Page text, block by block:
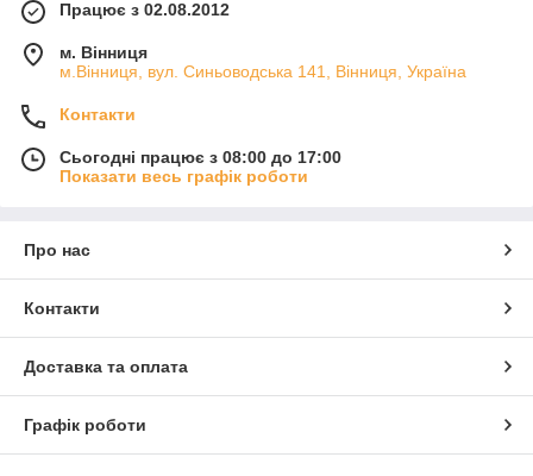
Працює з 02.08.2012
м. Вінниця
м.Вінниця, вул. Синьоводська 141, Вінниця, Україна
Контакти
Сьогодні працює з 08:00 до 17:00
Показати весь графік роботи
Про нас
Контакти
Доставка та оплата
Графік роботи